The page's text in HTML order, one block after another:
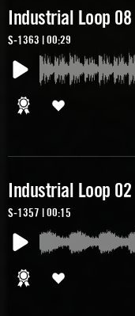
Industrial Loop 08
S-1363 | 00:29
Industrial Loop 02
S-1357 | 00:15